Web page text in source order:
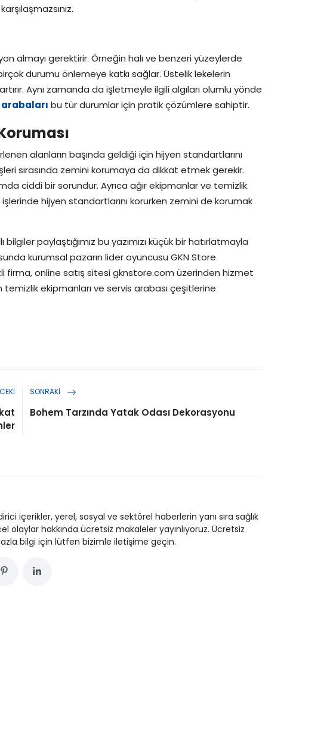
almayı gerektirir. Örneğin halı ve benzeri yüzeylerde
durumu önlemeye katkı sağlar. Üstelik lekelerin
Aynı zamanda da işletmeyle ilgili algıları olumlu yönde
bu tür durumlar için pratik çözümlere sahiptir.
alanların başında geldiği için hijyen standartlarını
sırasında zemini korumaya da dikkat etmek gerekir.
ciddi bir sorundur. Ayrıca ağır ekipmanlar ve temizlik
hijyen standartlarını korurken zemini de korumak
paylaştığımız bu yazımızı küçük bir hatırlatmayla
kurumsal pazarın lider oyuncusu GKN Store
firma, online satış sitesi gknstore.com üzerinden hizmet
ekipmanları ve servis arabası çeşitlerine
SONRAKI
Bohem Tarzında Yatak Odası Dekorasyonu
içerikler, yerel, sosyal ve sektörel haberlerin yanı sıra sağlık
olaylar hakkında ücretsiz makaleler yayınlıyoruz. Ücretsiz
bilgi için lütfen bizimle iletişime geçin.